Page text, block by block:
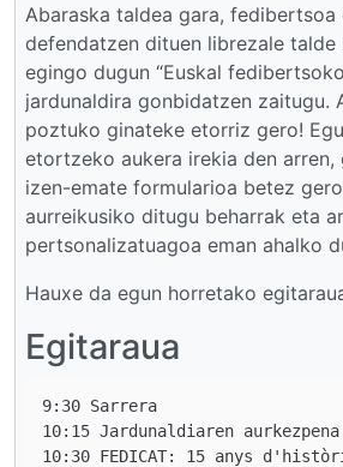
Abaraska taldea gara, fedibertsoa
defendatzen dituen librezale talde
egingo dugun “Euskal
jardunaldira gonbidatzen zaitugu.
poztuko ginateke etorriz gero!
etortzeko aukera irekia den arren,
izen-emate formularioa betez
aurreikusiko ditugu beharrak eta
pertsonalizatuagoa eman ahalko
Hauxe da egun horretako
Egitaraua
9:30 Sarrera
10:15 Jardunaldiaren aurkezpena
10:30 FEDICAT: 15 anys